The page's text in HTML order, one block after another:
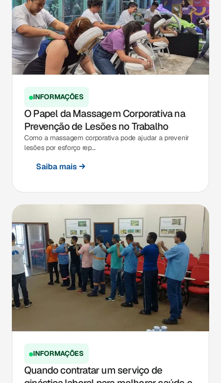
INFORMAÇÕES
O Papel da Massagem Corporativa na
Prevenção de Lesões no Trabalho
Como a massagem corporativa pode ajudar a prevenir
lesões por esforço rep...
Saiba mais
INFORMAÇÕES
Quando contratar um serviço de